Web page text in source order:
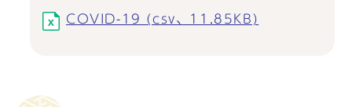
COVID-19 (csv、11.85KB)